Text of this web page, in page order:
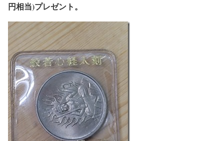
円相当)プレゼント。